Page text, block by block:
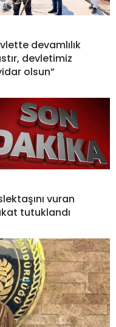
devamlılık
devletimiz
olsun”
vuran
tutuklandı